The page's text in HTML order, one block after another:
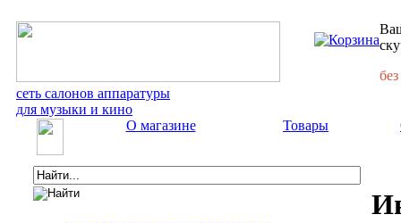
сеть салонов аппаратуры
для музыки и кино
О магазине Товары